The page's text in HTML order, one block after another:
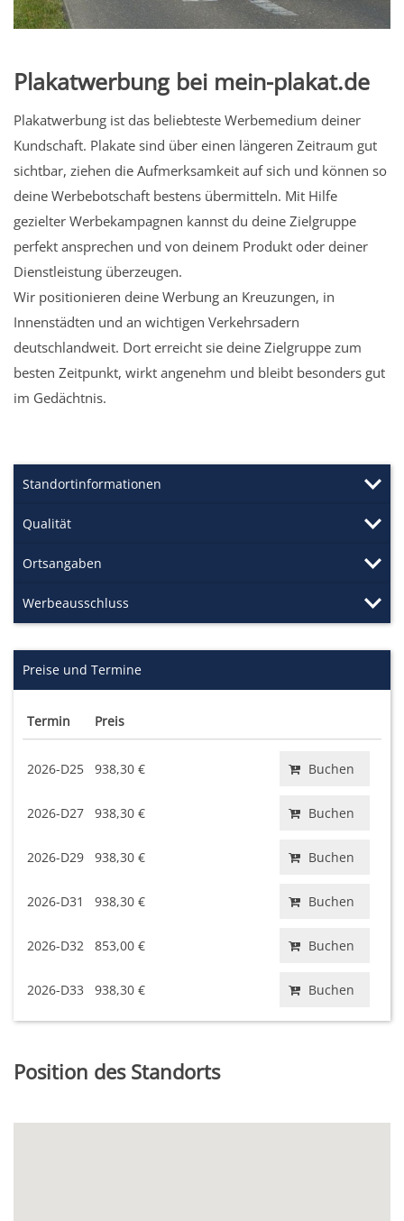
Plakatwerbung bei mein-plakat.de
Plakatwerbung ist das beliebteste Werbemedium deiner
Kundschaft. Plakate sind über einen längeren Zeitraum gut
sichtbar, ziehen die Aufmerksamkeit auf sich und können so
deine Werbebotschaft bestens übermitteln. Mit Hilfe
gezielter Werbekampagnen kannst du deine Zielgruppe
perfekt ansprechen und von deinem Produkt oder deiner
Dienstleistung überzeugen.
Wir positionieren deine Werbung an Kreuzungen, in
Innenstädten und an wichtigen Verkehrsadern
deutschlandweit. Dort erreicht sie deine Zielgruppe zum
besten Zeitpunkt, wirkt angenehm und bleibt besonders gut
im Gedächtnis.
Standortinformationen
Qualität
Ortsangaben
Werbeausschluss
Preise und Termine
Termin Preis
2026-D25 938,30 € Buchen
2026-D27 938,30 € Buchen
2026-D29 938,30 € Buchen
2026-D31 938,30 € Buchen
2026-D32 853,00 € Buchen
2026-D33 938,30 € Buchen
Position des Standorts